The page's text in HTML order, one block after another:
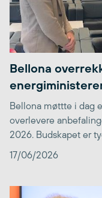
Bellona
Bellona møttte i dag
overlevere
2026. Budskapet er
17/06/2026